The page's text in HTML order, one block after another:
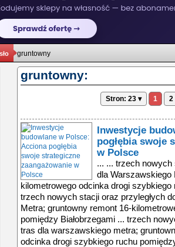
gruntowny
gruntowny:
Stron: 23 ▾ 1 2
Inwestycje
pogłębia swoje
w Polsce
... ... trzech nowych
dla Warszawskiego
kilometrowego odcinka drogi szybkiego
trzech nowych stacji oraz przyległych
Metra; gruntowny remont 16-
pomiędzy Białobrzegami ... trzech
tras dla warszawskiego metra;
odcinka drogi szybkiego ruchu